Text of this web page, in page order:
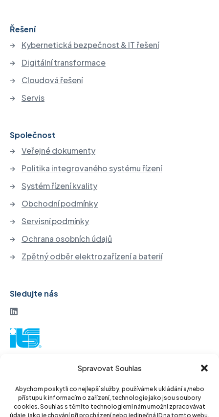
Spravovat Souhlas
Abychom poskytli co nejlepší služby, používáme k ukládání a/nebo
přístupu k informacím o zařízení, technologie jako jsou soubory
cookies. Souhlas s těmito technologiemi nám umožní zpracovávat
údaje, jako je chování při procházení nebo jedinečná ID na tomto webu.
Řešení
Kybernetická bezpečnost & IT řešení
Digitální transformace
Cloudová řešení
Servis
Společnost
Veřejné dokumenty
Politika integrovaného systému řízení
Systém řízení kvality
Obchodní podmínky
Servisní podmínky
Ochrana osobních údajů
Zpětný odběr elektrozařízení a baterií
Sledujte nás
130 52 Praha3
Czech Republic